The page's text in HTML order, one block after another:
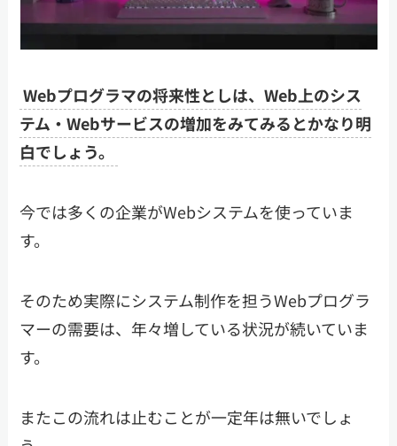
Webプログラマの将来性としは、Web上のシス
テム・Webサービスの増加をみてみるとかなり明
白でしょう。
今では多くの企業がWebシステムを使っていま
す。
そのため実際にシステム制作を担うWebプログラ
マーの需要は、年々増している状況が続いていま
す。
またこの流れは止むことが一定年は無いでしょ